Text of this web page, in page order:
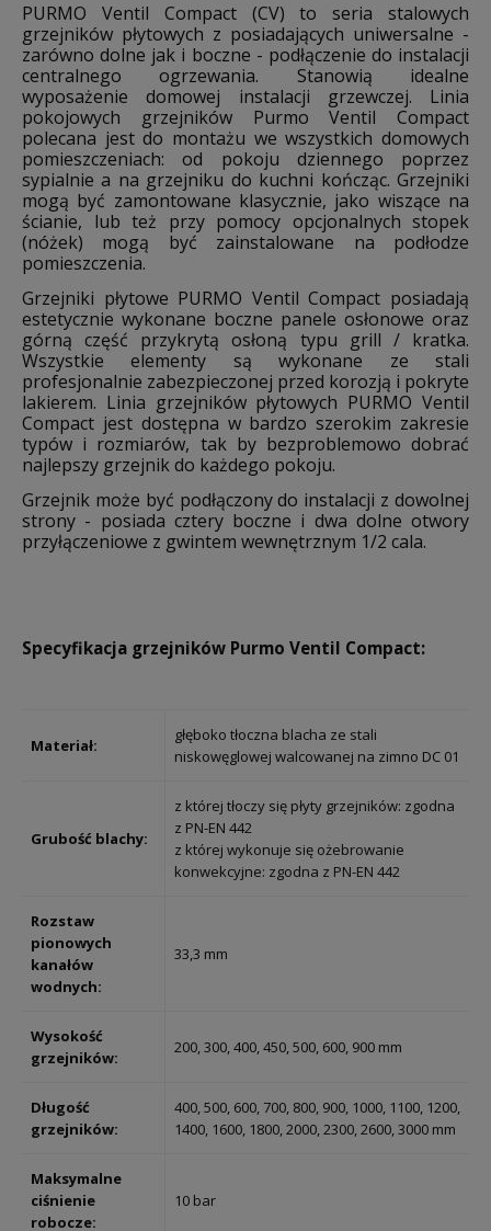
PURMO Ventil Compact (CV) to seria stalowych
grzejników płytowych z posiadających uniwersalne -
zarówno dolne jak i boczne - podłączenie do instalacji
centralnego ogrzewania. Stanowią idealne
wyposażenie domowej instalacji grzewczej. Linia
pokojowych grzejników Purmo Ventil Compact
polecana jest do montażu we wszystkich domowych
pomieszczeniach: od pokoju dziennego poprzez
sypialnie a na grzejniku do kuchni kończąc. Grzejniki
mogą być zamontowane klasycznie, jako wiszące na
ścianie, lub też przy pomocy opcjonalnych stopek
(nóżek) mogą być zainstalowane na podłodze
pomieszczenia.
Grzejniki płytowe PURMO Ventil Compact posiadają
estetycznie wykonane boczne panele osłonowe oraz
górną część przykrytą osłoną typu grill / kratka.
Wszystkie elementy są wykonane ze stali
profesjonalnie zabezpieczonej przed korozją i pokryte
lakierem. Linia grzejników płytowych PURMO Ventil
Compact jest dostępna w bardzo szerokim zakresie
typów i rozmiarów, tak by bezproblemowo dobrać
najlepszy grzejnik do każdego pokoju.
Grzejnik może być podłączony do instalacji z dowolnej
strony - posiada cztery boczne i dwa dolne otwory
przyłączeniowe z gwintem wewnętrznym 1/2 cala.
Specyfikacja grzejników Purmo Ventil Compact:
Materiał:
głęboko tłoczna blacha ze stali
niskowęglowej walcowanej na zimno DC 01
Grubość blachy:
z której tłoczy się płyty grzejników: zgodna
z PN-EN 442
z której wykonuje się ożebrowanie
konwekcyjne: zgodna z PN-EN 442
Rozstaw
pionowych
kanałów
wodnych:
33,3 mm
Wysokość
grzejników:
200, 300, 400, 450, 500, 600, 900 mm
Długość
grzejników:
400, 500, 600, 700, 800, 900, 1000, 1100, 1200,
1400, 1600, 1800, 2000, 2300, 2600, 3000 mm
Maksymalne
ciśnienie
robocze:
10 bar